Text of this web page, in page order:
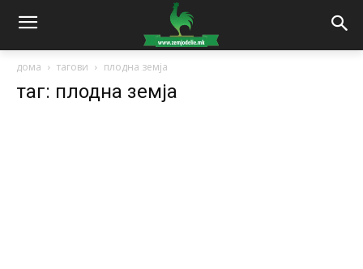
дома тагови плодна земја
таг: плодна земја